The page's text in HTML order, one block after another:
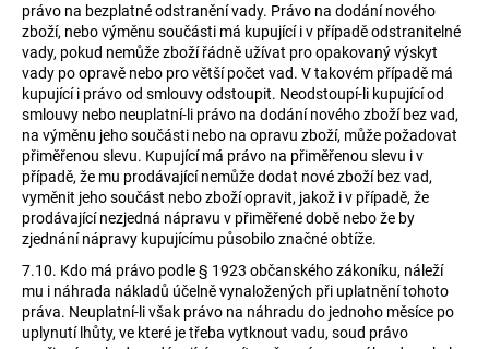
právo na bezplatné odstranění vady. Právo na dodání nového
zboží, nebo výměnu součásti má kupující i v případě odstranitelné
vady, pokud nemůže zboží řádně užívat pro opakovaný výskyt
vady po opravě nebo pro větší počet vad. V takovém případě má
kupující i právo od smlouvy odstoupit. Neodstoupí-li kupující od
smlouvy nebo neuplatní-li právo na dodání nového zboží bez vad,
na výměnu jeho součásti nebo na opravu zboží, může požadovat
přiměřenou slevu. Kupující má právo na přiměřenou slevu i v
případě, že mu prodávající nemůže dodat nové zboží bez vad,
vyměnit jeho součást nebo zboží opravit, jakož i v případě, že
prodávající nezjedná nápravu v přiměřené době nebo že by
zjednání nápravy kupujícímu působilo značné obtíže.
7.10. Kdo má právo podle § 1923 občanského zákoníku, náleží
mu i náhrada nákladů účelně vynaložených při uplatnění tohoto
práva. Neuplatní-li však právo na náhradu do jednoho měsíce po
uplynutí lhůty, ve které je třeba vytknout vadu, soud právo